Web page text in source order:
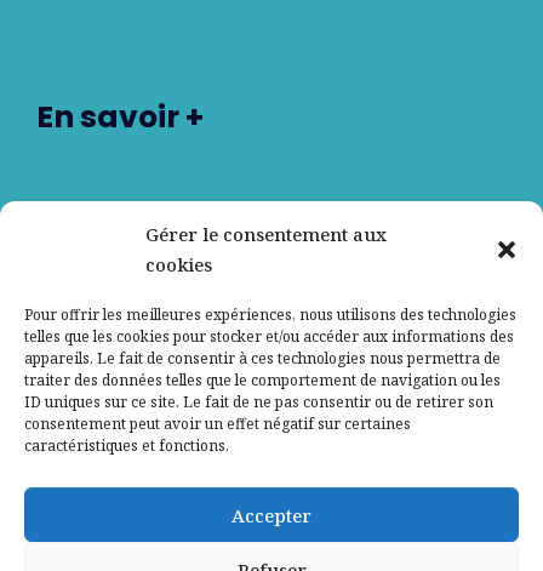
Gérer le consentement aux
cookies
Pour offrir les meilleures expériences, nous utilisons des technologies
telles que les cookies pour stocker et/ou accéder aux informations des
appareils. Le fait de consentir à ces technologies nous permettra de
traiter des données telles que le comportement de navigation ou les
ID uniques sur ce site. Le fait de ne pas consentir ou de retirer son
consentement peut avoir un effet négatif sur certaines
caractéristiques et fonctions.
Accepter
En savoir +
Contactez-nous
Mentions légales